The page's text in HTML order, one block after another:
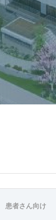
患者さん向け